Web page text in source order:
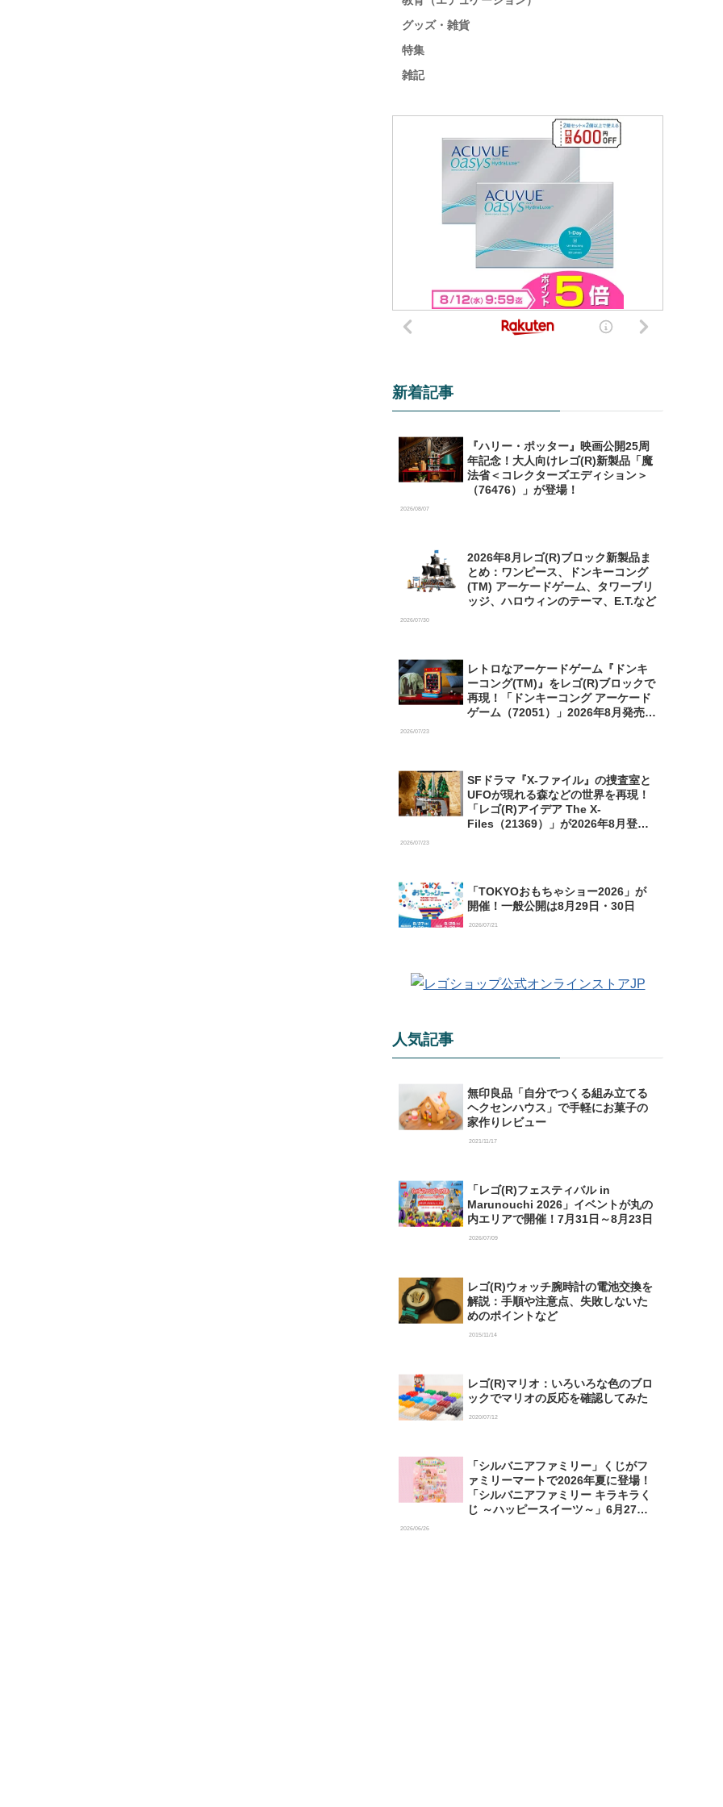
グッズ・雑貨
特集
雑記
新着記事
『ハリー・ポッター』映画公開25周
年記念！大人向けレゴ(R)新製品「魔
法省＜コレクターズエディション＞
（76476）」が登場！
2026/08/07
2026年8月レゴ(R)ブロック新製品ま
とめ：ワンピース、ドンキーコング
(TM) アーケードゲーム、タワーブリ
ッジ、ハロウィンのテーマ、E.T.など
2026/07/30
レトロなアーケードゲーム『ドンキ
ーコング(TM)』をレゴ(R)ブロックで
再現！「ドンキーコング アーケード
ゲーム（72051）」2026年8月発売
2026/07/23
SFドラマ『X-ファイル』の捜査室と
UFOが現れる森などの世界を再現！
「レゴ(R)アイデア The X-
Files（21369）」が2026年8月登場
2026/07/23
「TOKYOおもちゃショー2026」が
開催！一般公開は8月29日・30日
2026/07/21
人気記事
無印良品「自分でつくる組み立てる
ヘクセンハウス」で手軽にお菓子の
家作りレビュー
2021/11/17
「レゴ(R)フェスティバル in
Marunouchi 2026」イベントが丸の
内エリアで開催！7月31日～8月23日
2026/07/09
レゴ(R)ウォッチ腕時計の電池交換を
解説：手順や注意点、失敗しないた
めのポイントなど
2015/11/14
レゴ(R)マリオ：いろいろな色のブロ
ックでマリオの反応を確認してみた
2020/07/12
「シルバニアファミリー」くじがフ
ァミリーマートで2026年夏に登場！
「シルバニアファミリー キラキラく
じ ～ハッピースイーツ～」6月27日
2026/06/26